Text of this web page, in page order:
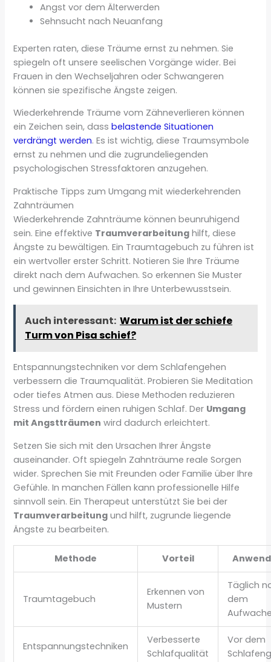
Angst vor dem Älterwerden
Sehnsucht nach Neuanfang
Experten raten, diese Träume ernst zu nehmen. Sie
spiegeln oft unsere seelischen Vorgänge wider. Bei
Frauen in den Wechseljahren oder Schwangeren
können sie spezifische Ängste zeigen.
Wiederkehrende Träume vom Zähneverlieren können
ein Zeichen sein, dassbelastende Situationen
verdrängt werden. Es ist wichtig, diese Traumsymbole
ernst zu nehmen und die zugrundeliegenden
psychologischen Stressfaktoren anzugehen.
Praktische Tipps zum Umgang mit wiederkehrenden
Zahnträumen
Wiederkehrende Zahnträume können beunruhigend
sein. Eine effektive Traumverarbeitung hilft, diese
Ängste zu bewältigen. Ein Traumtagebuch zu führen ist
ein wertvoller erster Schritt. Notieren Sie Ihre Träume
direkt nach dem Aufwachen. So erkennen Sie Muster
und gewinnen Einsichten in Ihre Unterbewusstsein.
Auch interessant: Warum ist der schiefe
Turm von Pisa schief?
Entspannungstechniken vor dem Schlafengehen
verbessern die Traumqualität. Probieren Sie Meditation
oder tiefes Atmen aus. Diese Methoden reduzieren
Stress und fördern einen ruhigen Schlaf. Der Umgang
mit Angstträumen wird dadurch erleichtert.
Setzen Sie sich mit den Ursachen Ihrer Ängste
auseinander. Oft spiegeln Zahnträume reale Sorgen
wider. Sprechen Sie mit Freunden oder Familie über Ihre
Gefühle. In manchen Fällen kann professionelle Hilfe
sinnvoll sein. Ein Therapeut unterstützt Sie bei der
Traumverarbeitung und hilft, zugrunde liegende
Ängste zu bearbeiten.
Methode Vorteil
Traumtagebuch
Erkennen von
Mustern
Täglich
dem
Entspannungstechniken
Verbesserte
Schlafqualität
Vor dem